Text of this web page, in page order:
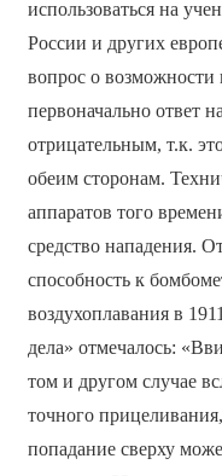
использоваться на
России и других
вопрос о возможности
первоначально ответ
отрицательным, т.к.
обеим сторонам.
аппаратов того
средство нападения.
способность к
воздухоплавания в
дела» отмечалось:
том и другом случае
точного
попадание сверху